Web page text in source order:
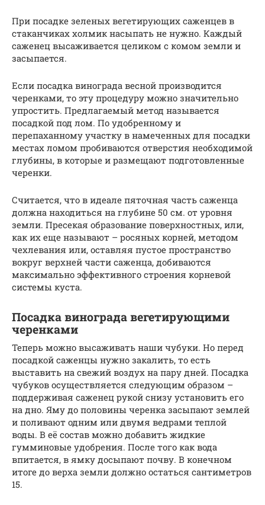
При посадке зеленых вегетирующих саженцев в
стаканчиках холмик насыпать не нужно. Каждый
саженец высаживается целиком с комом земли и
засыпается.
Если посадка винограда весной производится
черенками, то эту процедуру можно значительно
упростить. Предлагаемый метод называется
посадкой под лом. По удобренному и
перепаханному участку в намеченных для посадки
местах ломом пробиваются отверстия необходимой
глубины, в которые и размещают подготовленные
черенки.
Считается, что в идеале пяточная часть саженца
должна находиться на глубине 50 см. от уровня
земли. Пресекая образование поверхностных, или,
как их еще называют – росяных корней, методом
чехлевания или, оставляя пустое пространство
вокруг верхней части саженца, добиваются
максимально эффективного строения корневой
системы куста.
Посадка винограда вегетирующими
черенками
Теперь можно высаживать наши чубуки. Но перед
посадкой саженцы нужно закалить, то есть
выставить на свежий воздух на пару дней. Посадка
чубуков осуществляется следующим образом –
поддерживая саженец рукой снизу установить его
на дно. Яму до половины черенка засыпают землей
и поливают одним или двумя ведрами теплой
воды. В её состав можно добавить жидкие
гумминовые удобрения. После того как вода
впитается, в ямку досыпают почву. В конечном
итоге до верха земли должно остаться сантиметров
15.